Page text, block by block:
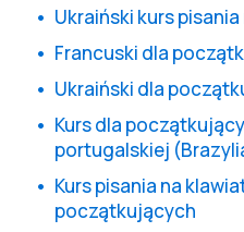
Ukraiński kurs
Francuski dla
Ukraiński dla
Kurs dla
portugalskiej
Kurs pisania na
początkujących